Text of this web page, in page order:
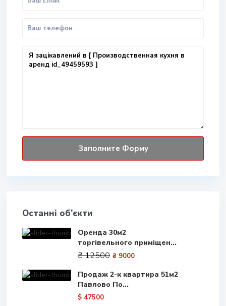
Останні об’єкти
Оренда 30м2
торгівельного приміщен...
₴ 12500 ₴ 9000
Продаж 2-к квартира 51м2
Павлово По...
$ 47500